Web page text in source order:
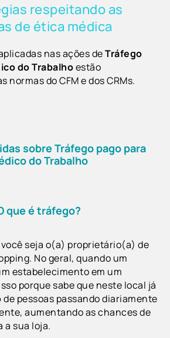
respeitando as
de ética médica
nas ações deTráfego
do Trabalhoestão
normas do CFM e dos CRMs.
sobre Tráfego pago para
do Trabalho
que é tráfego?
seja o(a) proprietário(a) de
No geral, quando um
estabelecimento em um
porque sabe que neste local já
de pessoas passando diariamente
aumentando as chances de
a sua loja.